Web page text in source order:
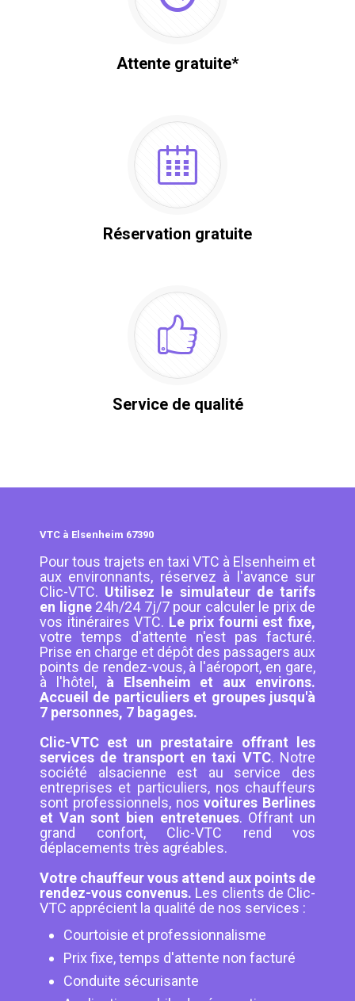
Attente gratuite*
Réservation gratuite
Service de qualité
VTC à Elsenheim 67390
Pour tous trajets en taxi VTC à Elsenheim et
aux environnants, réservez à l'avance sur
Clic-VTC. Utilisez le simulateur de tarifs
en ligne24h/24 7j/7 pour calculer le prix de
vos itinéraires VTC. Le prix fourni est fixe,
votre temps d'attente n'est pas facturé.
Prise en charge et dépôt des passagers aux
points de rendez-vous, à l'aéroport, en gare,
à l'hôtel,à Elsenheim et aux environs.
Accueil de particuliers et groupes jusqu'à
7 personnes, 7 bagages.
Clic-VTC est un prestataire offrant les
services de transport en taxi VTC. Notre
société alsacienne est au service des
entreprises et particuliers, nos chauffeurs
sont professionnels, nosvoitures Berlines
et Van sont bien entretenues. Offrant un
grand confort, Clic-VTC rend vos
déplacements très agréables.
Votre chauffeur vous attend aux points de
rendez-vous convenus. Les clients de Clic-
VTC apprécient la qualité de nos services :
Courtoisie et professionnalisme
Prix fixe, temps d'attente non facturé
Conduite sécurisante